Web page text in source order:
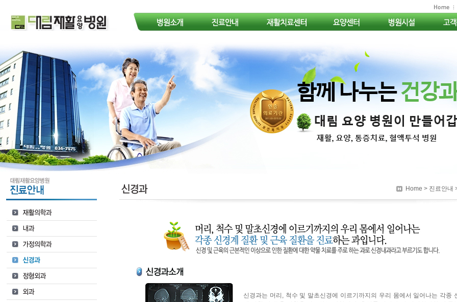
Home > 진료안내
신경과는 머리, 척수 및 말초신경에 이르기까지의 우리 몸에서 일어나는 각종